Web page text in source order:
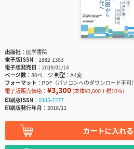
出版社
医学書院
電子版ISSN
1882-1383
電子版発売日
2019/01/14
ページ数
80ページ判型
A4変
フォーマット
PDF（パソコンへのダウンロード不可）
電子版販売価格： ¥3,300(本体¥3,000＋税10％)
印刷版ISSN
0385-2377
印刷版発行年月
2018/12
カートに入れる